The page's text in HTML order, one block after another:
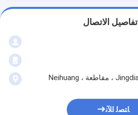
تفاصيل الاتصال
قرية Dongjiang ، بلدة Jingdian ، مقاطعة Neihuang ،
ﺎﺘﺼﻟ ﺍﻶﻧ